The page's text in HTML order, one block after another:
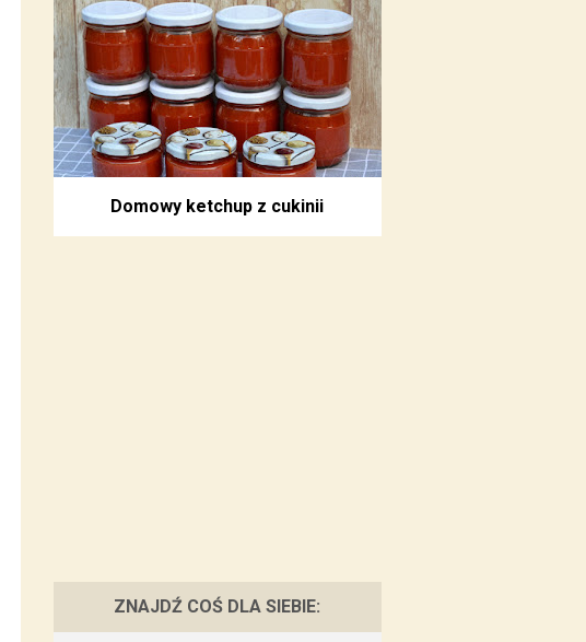
Domowy ketchup z cukinii
ZNAJDŹ COŚ DLA SIEBIE: